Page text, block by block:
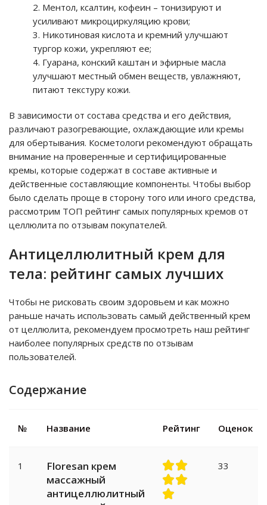
Ментол, ксалтин, кофеин – тонизируют и
усиливают микроциркуляцию крови;
Никотиновая кислота и кремний улучшают
тургор кожи, укрепляют ее;
Гуарана, конский каштан и эфирные масла
улучшают местный обмен веществ, увлажняют,
питают текстуру кожи.
В зависимости от состава средства и его действия,
различают разогревающие, охлаждающие или кремы
для обертывания. Косметологи рекомендуют обращать
внимание на проверенные и сертифицированные
кремы, которые содержат в составе активные и
действенные составляющие компоненты. Чтобы выбор
было сделать проще в сторону того или иного средства,
рассмотрим ТОП рейтинг самых популярных кремов от
целлюлита по отзывам покупателей.
Антицеллюлитный крем для
тела: рейтинг самых лучших
Чтобы не рисковать своим здоровьем и как можно
раньше начать использовать самый действенный крем
от целлюлита, рекомендуем просмотреть наш рейтинг
наиболее популярных средств по отзывам
пользователей.
Содержание
№ Название Рейтинг Оценок
1
Floresan крем
массажный
антицеллюлитный
33